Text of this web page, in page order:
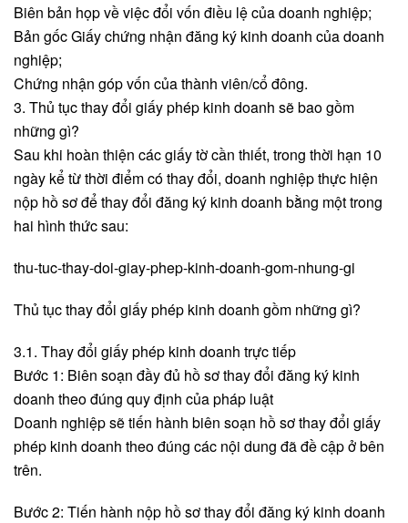
Biên bản họp về việc đổi vốn điều lệ của doanh nghiệp;
Bản gốc Giấy chứng nhận đăng ký kinh doanh của doanh
nghiệp;
Chứng nhận góp vốn của thành viên/cổ đông.
3. Thủ tục thay đổi giấy phép kinh doanh sẽ bao gồm
những gì?
Sau khi hoàn thiện các giấy tờ cần thiết, trong thời hạn 10
ngày kể từ thời điểm có thay đổi, doanh nghiệp thực hiện
nộp hồ sơ để thay đổi đăng ký kinh doanh bằng một trong
hai hình thức sau:
thu-tuc-thay-doi-giay-phep-kinh-doanh-gom-nhung-gi
Thủ tục thay đổi giấy phép kinh doanh gồm những gì?
3.1. Thay đổi giấy phép kinh doanh trực tiếp
Bước 1: Biên soạn đầy đủ hồ sơ thay đổi đăng ký kinh
doanh theo đúng quy định của pháp luật
Doanh nghiệp sẽ tiến hành biên soạn hồ sơ thay đổi giấy
phép kinh doanh theo đúng các nội dung đã đề cập ở bên
trên.
Bước 2: Tiến hành nộp hồ sơ thay đổi đăng ký kinh doanh